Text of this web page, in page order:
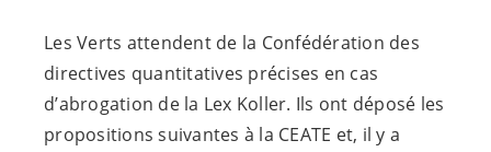
Les Verts attendent de la Confédération des
directives quantitatives précises en cas
d’abrogation de la Lex Koller. Ils ont déposé les
propositions suivantes à la CEATE et, il y a